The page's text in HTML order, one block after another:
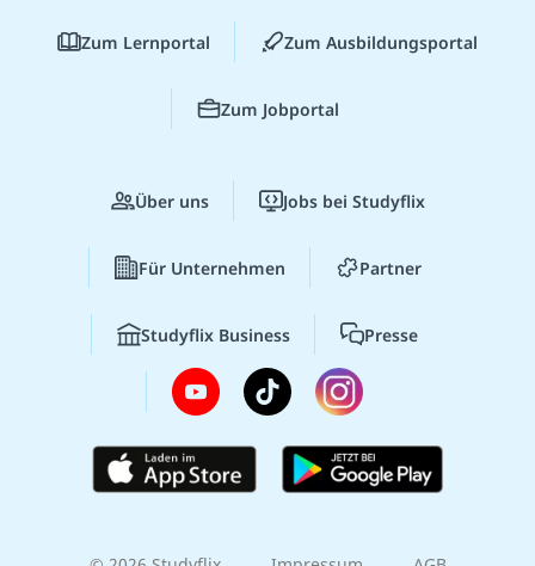
Zum Lernportal Zum Ausbildungsportal
Zum Jobportal
Über uns Jobs bei Studyflix
Für Unternehmen Partner
Studyflix Business Presse